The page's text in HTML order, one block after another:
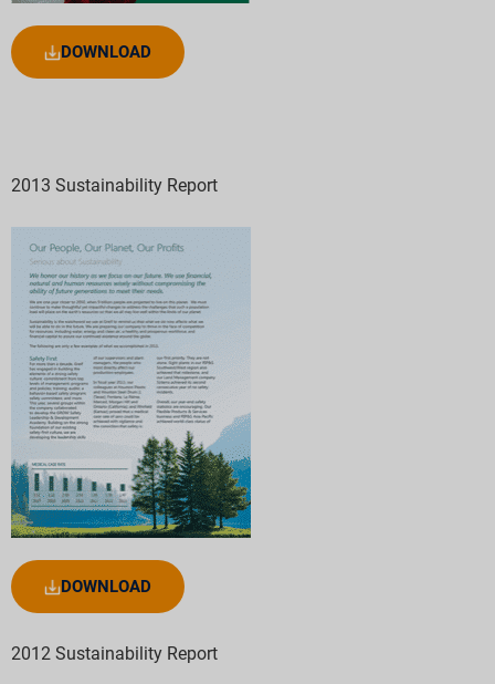
DOWNLOAD
2013 Sustainability Report
DOWNLOAD
2012 Sustainability Report